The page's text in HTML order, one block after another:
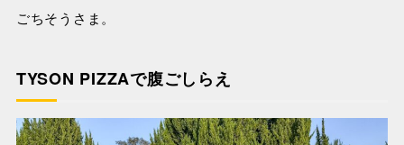
ごちそうさま。
TYSON PIZZAで腹ごしらえ